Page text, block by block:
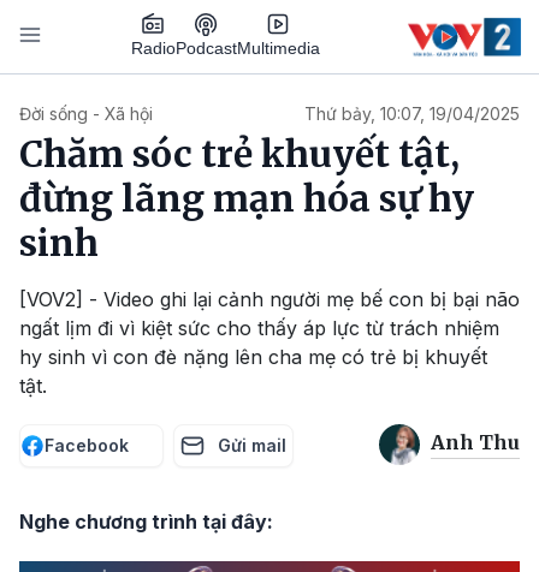
Nhảy đến nội dung
RadioPodcastMultimedia
Đời sống - Xã hội Thứ bảy, 10:07, 19/04/2025
Chăm sóc trẻ khuyết tật,
đừng lãng mạn hóa sự hy
sinh
[VOV2] - Video ghi lại cảnh người mẹ bế con bị bại não
ngất lịm đi vì kiệt sức cho thấy áp lực từ trách nhiệm
hy sinh vì con đè nặng lên cha mẹ có trẻ bị khuyết
tật.
Facebook Gửi mail Anh Thu
Nghe chương trình tại đây: